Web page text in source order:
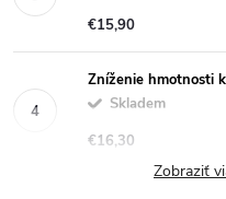
€15,90
Zníženie hmotnosti
Skladem
€16,30
Zobraziť